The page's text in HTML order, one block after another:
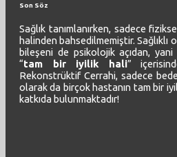
Son Söz
Sağlık tanımlanırken, sadece
halinden bahsedilmemiştir. Sağlıklı
bileşeni de psikolojik açıdan,
“tam bir iyilik hali”
Rekonstrüktif Cerrahi, sadece
olarak da birçok hastanın tam bir
katkıda bulunmaktadır!